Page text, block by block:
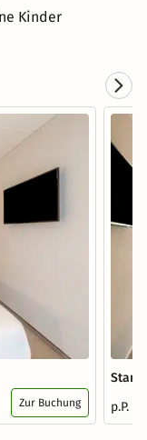
Kinder
Zur Buchung
p.P.